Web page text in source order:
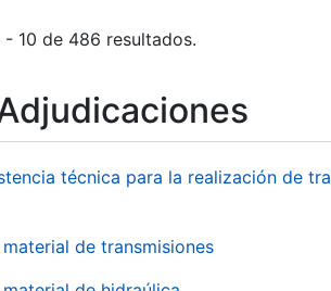
10 de 486 resultados.
técnica para la realización de
de transmisiones